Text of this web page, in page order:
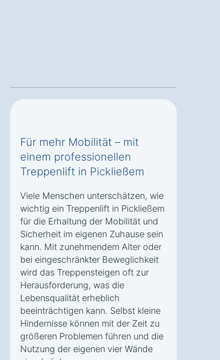
Für mehr Mobilität – mit
einem professionellen
Treppenlift in Pickließem
Viele Menschen unterschätzen, wie
wichtig ein Treppenlift in Pickließem
für die Erhaltung der Mobilität und
Sicherheit im eigenen Zuhause sein
kann. Mit zunehmendem Alter oder
bei eingeschränkter Beweglichkeit
wird das Treppensteigen oft zur
Herausforderung, was die
Lebensqualität erheblich
beeinträchtigen kann. Selbst kleine
Hindernisse können mit der Zeit zu
größeren Problemen führen und die
Nutzung der eigenen vier Wände